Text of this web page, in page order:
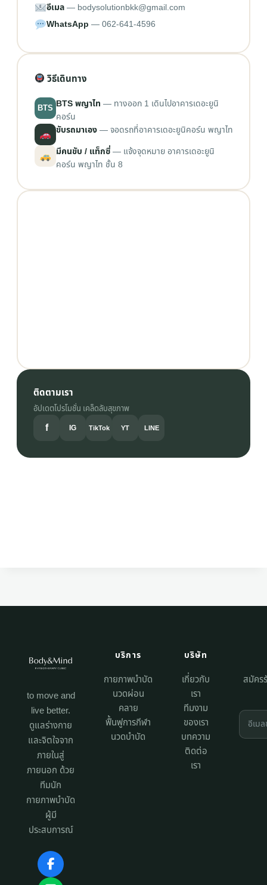
อีเมล— bodysolutionbkk@gmail.com
WhatsApp — 062-641-4596
วิธีเดินทาง
BTS BTS พญาไท — ทางออก 1 เดินไปอาคารเดอะยูนิ
คอร์น
ขับรถมาเอง— จอดรถที่อาคารเดอะยูนิคอร์น พญาไท
มีคนขับ / แท็กซี่— แจ้งจุดหมาย อาคารเดอะยูนิ
คอร์น พญาไท ชั้น 8
ติดตามเรา
อัปเดตโปรโมชั่น เคล็ดลับสุขภาพ
f IG TikTok YT LINE
to move and
live better.
ดูแลร่างกาย
และจิตใจจาก
ภายในสู่
ภายนอก ด้วย
ทีมนัก
กายภาพบำบัด
ผู้มี
ประสบการณ์
บริการ
กายภาพบำบัด
นวดผ่อน
คลาย
ฟื้นฟูการกีฬา
นวดบำบัด
บริษัท
เกี่ยวกับ
เรา
ทีมงาม
ของเรา
บทความ
ติดต่อ
เรา
สมัคร